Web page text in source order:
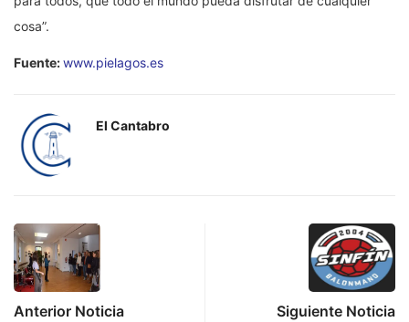
cosa”.
Fuente:www.pielagos.es
El Cantabro
Anterior Noticia Siguiente Noticia